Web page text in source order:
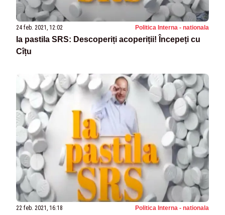
24 feb. 2021, 12:02 Politica Interna - nationala
Ia pastila SRS: Descoperiți acoperiții! Începeți cu
Cîțu
22 feb. 2021, 16:18 Politica Interna - nationala